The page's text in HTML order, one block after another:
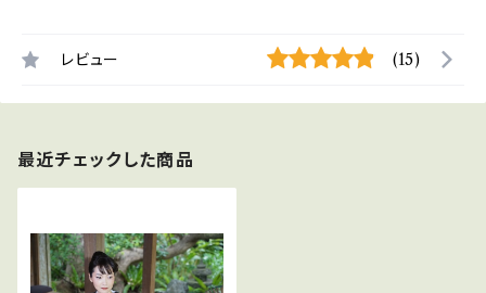
レビュー (15)
最近チェックした商品